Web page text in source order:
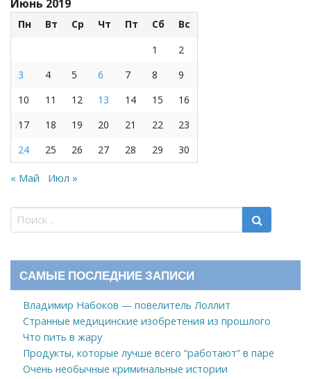
Июнь 2019
Пн Вт Ср Чт Пт Сб
Вс
1
2
3
4 5 6 7 8
9
10
11 12 13 14 15
16
17
18 19 20 21 22
23
24
25 26 27 28 29 30
« Май Июл »
САМЫЕ ПОСЛЕДНИЕ ЗАПИСИ
Владимир Набоков — повелитель Лоллит
Странные медицинские изобретения из прошлого
Что пить в жару
Продукты, которые лучше всего “работают” в паре
Очень необычные криминальные истории